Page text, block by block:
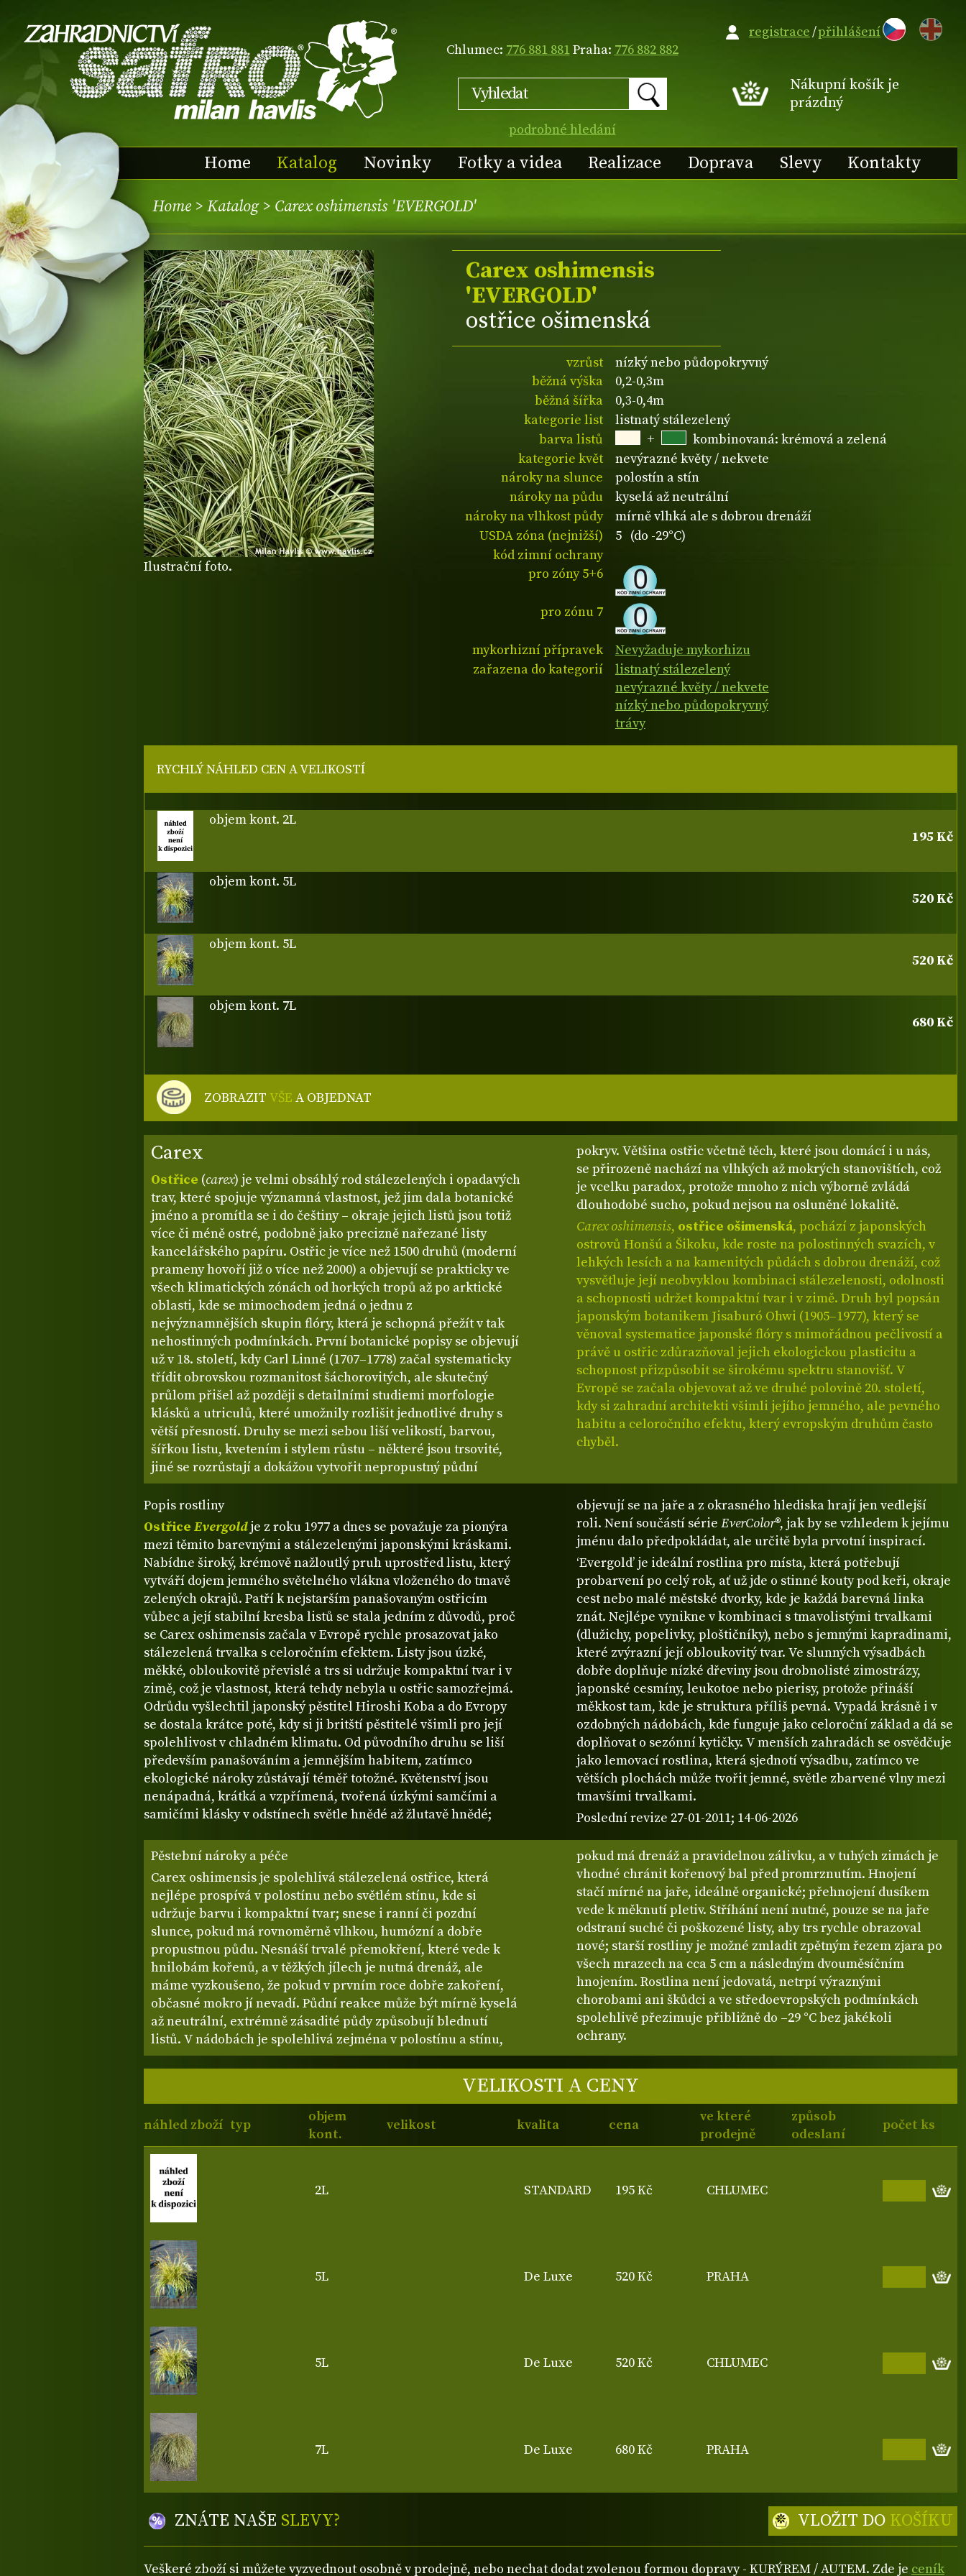
Chlumec: 776 881 881Praha: 776 882 882
podrobné hledání
EN
Nákupní košík je
prázdný
Home Katalog Novinky Fotky a videa Realizace Doprava Slevy Kontakty
registrace/přihlášení
Home > Katalog> Carex oshimensis 'EVERGOLD'
Ilustrační foto.
Carex oshimensis
'EVERGOLD'
ostřice ošimenská
vzrůst
nízký nebo půdopokryvný
běžná výška
0,2-0,3m
běžná šířka
0,3-0,4m
kategorie list
listnatý stálezelený
barva listů
+
kombinovaná: krémová a zelená
kategorie květ
nevýrazné květy / nekvete
nároky na slunce
polostín a stín
nároky na půdu
kyselá až neutrální
nároky na vlhkost půdy
mírně vlhká ale s dobrou drenáží
USDA zóna (nejnižší)
5 (do -29°C)
kód zimní ochrany
pro zóny 5+6
pro zónu 7
mykorhizní přípravek
Nevyžaduje mykorhizu
zařazena do kategorií
listnatý stálezelený
nevýrazné květy / nekvete
nízký nebo půdopokryvný
trávy
Carex
Ostřice (carex) je velmi obsáhlý rod stálezelených i opadavých
trav, které spojuje významná vlastnost, jež jim dala botanické
jméno a promítla se i do češtiny – okraje jejich listů jsou totiž
více či méně ostré, podobně jako precizně nařezané listy
kancelářského papíru. Ostřic je více než 1500 druhů (moderní
prameny hovoří již o více než 2000) a objevují se prakticky ve
všech klimatických zónách od horkých tropů až po arktické
oblasti, kde se mimochodem jedná o jednu z
nejvýznamnějších skupin flóry, která je schopná přežít v tak
nehostinných podmínkách. První botanické popisy se objevují
už v 18. století, kdy Carl Linné (1707–1778) začal systematicky
třídit obrovskou rozmanitost šáchorovitých, ale skutečný
průlom přišel až později s detailními studiemi morfologie
klásků a utriculů, které umožnily rozlišit jednotlivé druhy s
větší přesností. Druhy se mezi sebou liší velikostí, barvou,
šířkou listu, kvetením i stylem růstu – některé jsou trsovité,
jiné se rozrůstají a dokážou vytvořit nepropustný půdní
pokryv. Většina ostřic včetně těch, které jsou domácí i u nás,
se přirozeně nachází na vlhkých až mokrých stanovištích, což
je vcelku paradox, protože mnoho z nich výborně zvládá
dlouhodobé sucho, pokud nejsou na osluněné lokalitě.
Carex oshimensis, ostřice ošimenská, pochází z japonských
ostrovů Honšú a Šikoku, kde roste na polostinných svazích, v
lehkých lesích a na kamenitých půdách s dobrou drenáží, což
vysvětluje její neobvyklou kombinaci stálezelenosti, odolnosti
a schopnosti udržet kompaktní tvar i v zimě. Druh byl popsán
japonským botanikem Jisaburó Ohwi (1905–1977), který se
věnoval systematice japonské flóry s mimořádnou pečlivostí a
právě u ostřic zdůrazňoval jejich ekologickou plasticitu a
schopnost přizpůsobit se širokému spektru stanovišť. V
Evropě se začala objevovat až ve druhé polovině 20. století,
kdy si zahradní architekti všimli jejího jemného, ale pevného
habitu a celoročního efektu, který evropským druhům často
chyběl.
Popis rostliny
Ostřice Evergold je z roku 1977 a dnes se považuje za pionýra
mezi těmito barevnými a stálezelenými japonskými kráskami.
Nabídne široký, krémově nažloutlý pruh uprostřed listu, který
vytváří dojem jemného světelného vlákna vloženého do tmavě
zelených okrajů. Patří k nejstarším panašovaným ostřicím
vůbec a její stabilní kresba listů se stala jedním z důvodů, proč
se Carex oshimensis začala v Evropě rychle prosazovat jako
stálezelená trvalka s celoročním efektem. Listy jsou úzké,
měkké, obloukovitě převislé a trs si udržuje kompaktní tvar i v
zimě, což je vlastnost, která tehdy nebyla u ostřic samozřejmá.
Odrůdu vyšlechtil japonský pěstitel Hiroshi Koba a do Evropy
se dostala krátce poté, kdy si ji britští pěstitelé všimli pro její
spolehlivost v chladném klimatu. Od původního druhu se liší
především panašováním a jemnějším habitem, zatímco
ekologické nároky zůstávají téměř totožné. Květenství jsou
nenápadná, krátká a vzpřímená, tvořená úzkými samčími a
samičími klásky v odstínech světle hnědé až žlutavě hnědé;
objevují se na jaře a z okrasného hlediska hrají jen vedlejší
roli. Není součástí sérieEverColor®, jak by se vzhledem k jejímu
jménu dalo předpokládat, ale určitě byla prvotní inspirací.
‘Evergold’ je ideální rostlina pro místa, která potřebují
probarvení po celý rok, ať už jde o stinné kouty pod keři, okraje
cest nebo malé městské dvorky, kde je každá barevná linka
znát. Nejlépe vynikne v kombinaci s tmavolistými trvalkami
(dlužichy, popelivky, ploštičníky), nebo s jemnými kapradinami,
které zvýrazní její obloukovitý tvar. Ve slunných výsadbách
dobře doplňuje nízké dřeviny jsou drobnolisté zimostrázy,
japonské cesmíny, leukotoe nebo pierisy, protože přináší
měkkost tam, kde je struktura příliš pevná. Vypadá krásně i v
ozdobných nádobách, kde funguje jako celoroční základ a dá se
doplňovat o sezónní kytičky. V menších zahradách se osvědčuje
jako lemovací rostlina, která sjednotí výsadbu, zatímco ve
větších plochách může tvořit jemné, světle zbarvené vlny mezi
tmavšími trvalkami.
Poslední revize 27-01-2011; 14-06-2026
Pěstební nároky a péče
Carex oshimensis je spolehlivá stálezelená ostřice, která
nejlépe prospívá v polostínu nebo světlém stínu, kde si
udržuje barvu i kompaktní tvar; snese i ranní či pozdní
slunce, pokud má rovnoměrně vlhkou, humózní a dobře
propustnou půdu. Nesnáší trvalé přemokření, které vede k
hnilobám kořenů, a v těžkých jílech je nutná drenáž, ale
máme vyzkoušeno, že pokud v prvním roce dobře zakoření,
občasné mokro jí nevadí. Půdní reakce může být mírně kyselá
až neutrální, extrémně zásadité půdy způsobují blednutí
listů. V nádobách je spolehlivá zejména v polostínu a stínu,
pokud má drenáž a pravidelnou zálivku, a v tuhých zimách je
vhodné chránit kořenový bal před promrznutím. Hnojení
stačí mírné na jaře, ideálně organické; přehnojení dusíkem
vede k měknutí pletiv. Stříhání není nutné, pouze se na jaře
odstraní suché či poškozené listy, aby trs rychle obrazoval
nové; starší rostliny je možné zmladit zpětným řezem zjara po
všech mrazech na cca 5 cm a následným dvouměsíčním
hnojením. Rostlina není jedovatá, netrpí výraznými
chorobami ani škůdci a ve středoevropských podmínkách
spolehlivě přezimuje přibližně do –29 °C bez jakékoli
ochrany.
VELIKOSTI A CENY
náhled zboží typ
objem
kont.
velikost kvalita cena
ve které
prodejně
způsob
odeslaní
počet ks
2L STANDARD 195 Kč CHLUMEC
5L De Luxe 520 Kč PRAHA
5L De Luxe 520 Kč CHLUMEC
7L De Luxe 680 Kč PRAHA
ZNÁTE NAŠE SLEVY? VLOŽIT DO KOŠÍKU
RYCHLÝ NÁHLED CEN A VELIKOSTÍ
objem kont. 2L
195 Kč
objem kont. 5L
520 Kč
objem kont. 5L
520 Kč
objem kont. 7L
680 Kč
ZOBRAZITVŠE A OBJEDNAT
Veškeré zboží si můžete vyzvednout osobně v prodejně, nebo nechat dodat zvolenou formou dopravy - KURÝREM / AUTEM. Zde je ceník